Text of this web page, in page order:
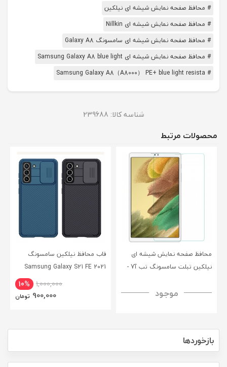
# محافظ صفحه نمایش شیشه ای نیلکین
# محافظ صفحه نمایش شیشه ای Nillkin
# محافظ صفحه نمایش شیشه ای سامسونگ Galaxy A8
# محافظ صفحه نمایش شیشه ای Samsung Galaxy A8 blue light
# Samsung Galaxy A8（A8000） PE+ blue light resista
شناسه کالا: 239688
محصولات مرتبط
محافظ صفحه نمایش شیشه ای
نیلکین تبلت سامسونگ تب آ7 -
H+ Anti-explosion Tempered
موجود
قاب محافظ نیلکین سامسونگ
Samsung Galaxy S21 FE 2021
10% 1,000,000
900,000 تومان
بازخوردها